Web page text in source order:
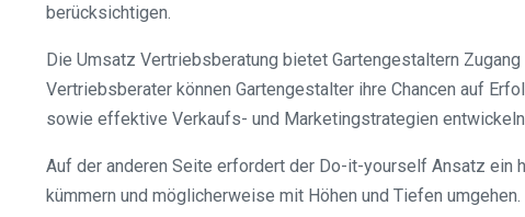
berücksichtigen.
Die Umsatz Vertriebsberatung bietet Gartengestaltern
Vertriebsberater können Gartengestalter ihre Chancen auf
sowie effektive Verkaufs- und Marketingstrategien
Auf der anderen Seite erfordert der Do-it-yourself Ansatz ein
kümmern und möglicherweise mit Höhen und Tiefen